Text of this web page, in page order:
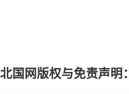
北国网版权与免责声明：